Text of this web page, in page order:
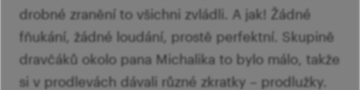
drobné zranění to všichni zvládli. A jak! Žádné
fňukání, žádné loudání, prostě perfektní. Skupině
dravčáků okolo pana Michalika to bylo málo, takže
si v prodlevách dávali různé zkratky – prodlužky.